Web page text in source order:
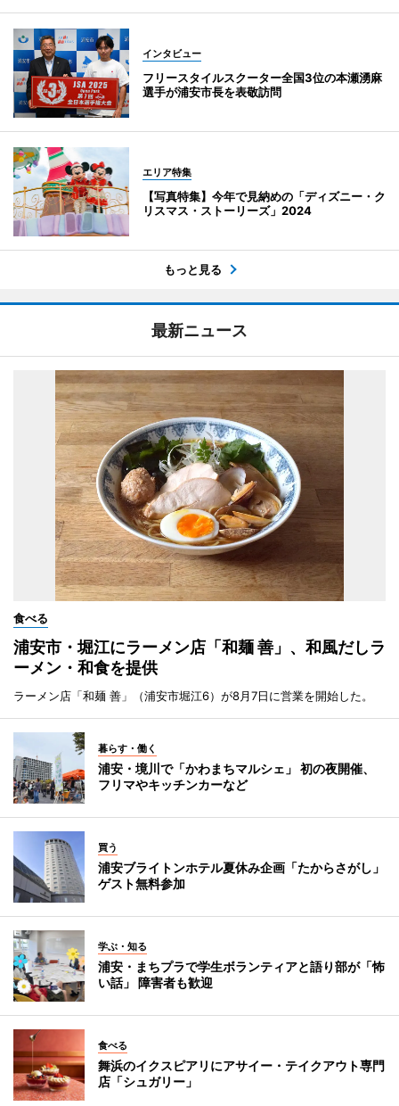
インタビュー
フリースタイルスクーター全国3位の本瀬湧麻
選手が浦安市長を表敬訪問
エリア特集
【写真特集】今年で見納めの「ディズニー・ク
リスマス・ストーリーズ」2024
もっと見る
最新ニュース
食べる
浦安市・堀江にラーメン店「和麺 善」、和風だしラ
ーメン・和食を提供
ラーメン店「和麺 善」（浦安市堀江6）が8月7日に営業を開始した。
暮らす・働く
浦安・境川で「かわまちマルシェ」 初の夜開催、
フリマやキッチンカーなど
買う
浦安ブライトンホテル夏休み企画「たからさがし」
ゲスト無料参加
学ぶ・知る
浦安・まちプラで学生ボランティアと語り部が「怖
い話」 障害者も歓迎
食べる
舞浜のイクスピアリにアサイー・テイクアウト専門
店「シュガリー」